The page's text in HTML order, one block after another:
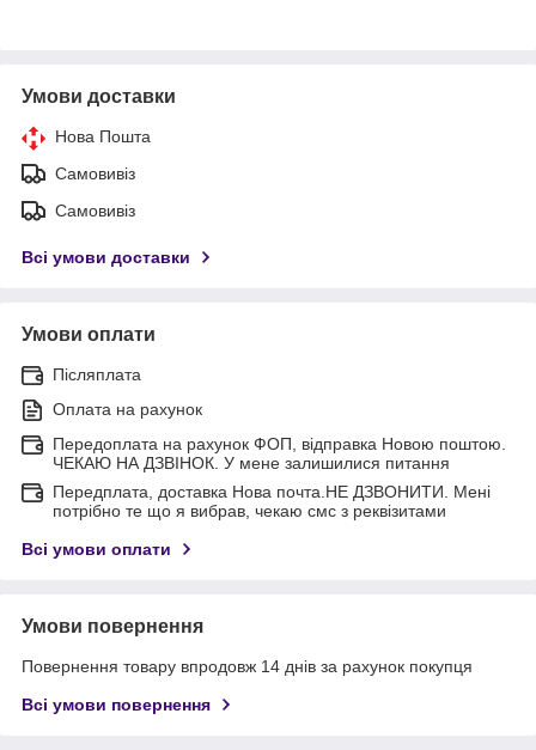
Умови доставки
Нова Пошта
Самовивіз
Самовивіз
Всі умови доставки
Умови оплати
Післяплата
Оплата на рахунок
Передоплата на рахунок ФОП, відправка Новою поштою.
ЧЕКАЮ НА ДЗВІНОК. У мене залишилися питання
Передплата, доставка Нова почта.НЕ ДЗВОНИТИ. Мені
потрібно те що я вибрав, чекаю смс з реквізитами
Всі умови оплати
Умови повернення
Повернення товару впродовж 14 днів за рахунок покупця
Всі умови повернення